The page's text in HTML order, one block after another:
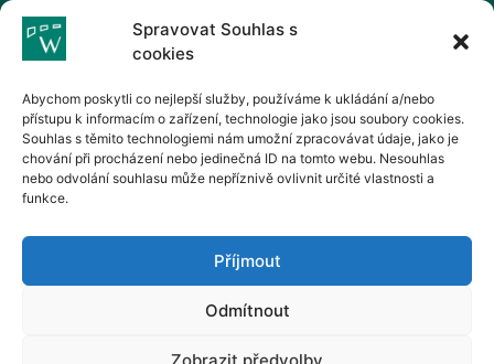
Spravovat Souhlas s
cookies
Abychom poskytli co nejlepší služby, používáme k ukládání a/nebo
přístupu k informacím o zařízení, technologie jako jsou soubory cookies.
Souhlas s těmito technologiemi nám umožní zpracovávat údaje, jako je
chování při procházení nebo jedinečná ID na tomto webu. Nesouhlas
nebo odvolání souhlasu může nepříznivě ovlivnit určité vlastnosti a
funkce.
Příjmout
Odmítnout
Zobrazit předvolby
Novinky
Kariéra
Partneři
Kontakty
WINMIL, s.r.o.
winmil@winmil.cz